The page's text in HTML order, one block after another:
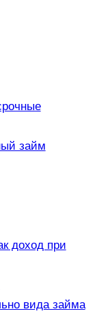
займ
доход при
вида займа